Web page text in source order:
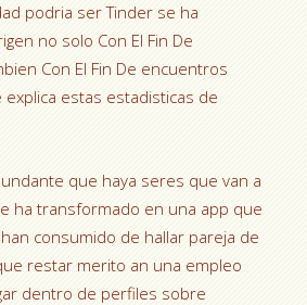
podri­a ser Tinder se ha
no solo Con El Fin De
Con El Fin De encuentros
estas estadisticas de
que haya seres que van a
ha transformado en una app que
consumido de hallar pareja de
restar merito an una empleo
dentro de perfiles sobre